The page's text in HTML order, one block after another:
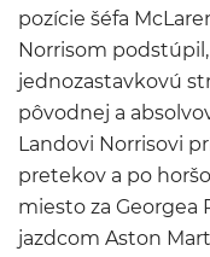
pozície šéfa
Norrisom
jednozastavkovú
pôvodnej a
Landovi Norrisovi
pretekov a po
miesto za Georgea
jazdcom Aston